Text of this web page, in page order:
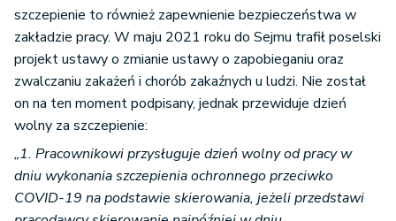
szczepienie to również zapewnienie bezpieczeństwa w
zakładzie pracy. W maju 2021 roku do Sejmu trafił poselski
projekt ustawy o zmianie ustawy o zapobieganiu oraz
zwalczaniu zakażeń i chorób zakaźnych u ludzi. Nie został
on na ten moment podpisany, jednak przewiduje dzień
wolny za szczepienie:
„1. Pracownikowi przysługuje dzień wolny od pracy w
dniu wykonania szczepienia ochronnego przeciwko
COVID-19 na podstawie skierowania, jeżeli przedstawi